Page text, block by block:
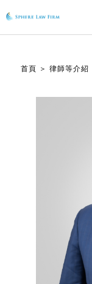
首頁 ＞ 律師等介紹